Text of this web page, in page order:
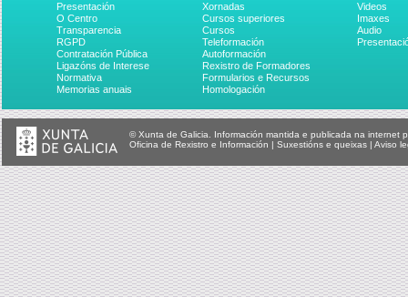
Presentación
O Centro
Transparencia
RGPD
Contratación Pública
Ligazóns de Interese
Normativa
Memorias anuais
Xornadas
Cursos superiores
Cursos
Teleformación
Autoformación
Rexistro de Formadores
Formularios e Recursos
Homologación
Videos
Imaxes
Audio
© Xunta de Galicia. Información mantida e publicada na internet
Oficina de Rexistro e Información | Suxestións e queixas | Aviso